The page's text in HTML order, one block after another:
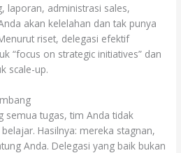
laporan, administrasi sales,
akan kelelahan dan tak punya
riset, delegasi efektif
“focus on strategic initiatives” dan
scale-up.
semua tugas, tim Anda tidak
Hasilnya: mereka stagnan,
Anda. Delegasi yang baik bukan